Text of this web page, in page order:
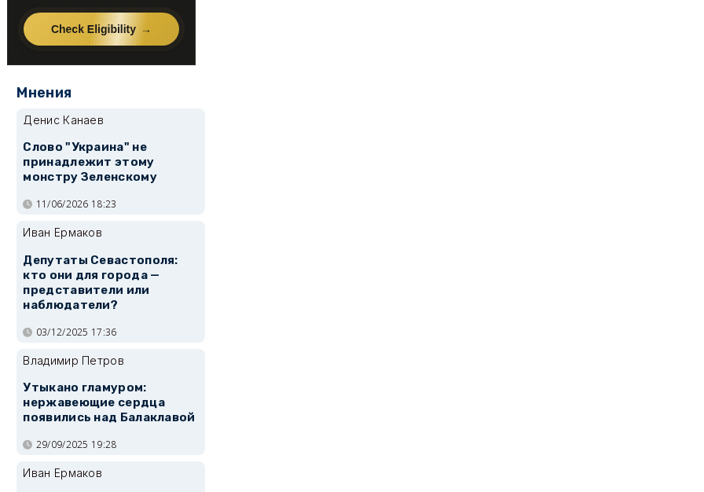
Мнения
Денис Канаев
Слово "Украина" не
принадлежит этому
монстру Зеленскому
11/06/2026 18:23
Иван Ермаков
Депутаты Севастополя:
кто они для города —
представители или
наблюдатели?
03/12/2025 17:36
Владимир Петров
Утыкано гламуром:
нержавеющие сердца
появились над Балаклавой
29/09/2025 19:28
Иван Ермаков